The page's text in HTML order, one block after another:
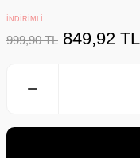
İNDİRİMLİ
999,90 TL 849,92 TL